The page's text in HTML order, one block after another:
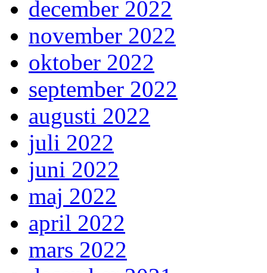
december 2022
november 2022
oktober 2022
september 2022
augusti 2022
juli 2022
juni 2022
maj 2022
april 2022
mars 2022